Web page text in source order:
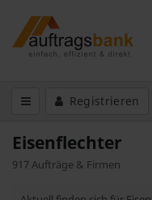
Registrieren
Eisenflechter
917 Aufträge & Firmen